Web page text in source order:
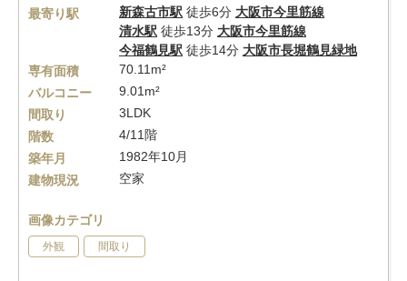
最寄り駅
新森古市駅 徒歩6分 大阪市今里筋線
清水駅 徒歩13分 大阪市今里筋線
今福鶴見駅 徒歩14分 大阪市長堀鶴見緑地
専有面積
70.11m²
バルコニー
9.01m²
間取り
3LDK
階数
4/11階
築年月
1982年10月
建物現況
空家
画像カテゴリ
外観 間取り